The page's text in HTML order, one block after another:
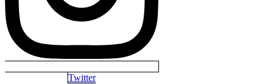
Twitter